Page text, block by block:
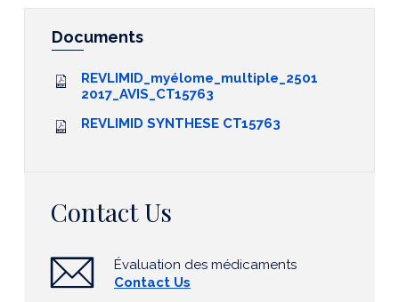
Documents
REVLIMID_myélome_multiple_2501
2017_AVIS_CT15763
REVLIMID SYNTHESE CT15763
Contact Us
Évaluation des médicaments
Contact Us